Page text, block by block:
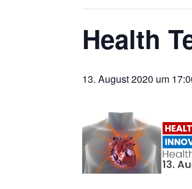
Health
13. August 2020 um